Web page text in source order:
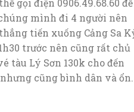
gọi điện 0906.49.68.60 để
mình đi 4 người nên
tiến xuống Cảng Sa
trước nên cũng rất chủ
tàu Lý Sơn 130k cho đến
cũng bình dân và ổn.